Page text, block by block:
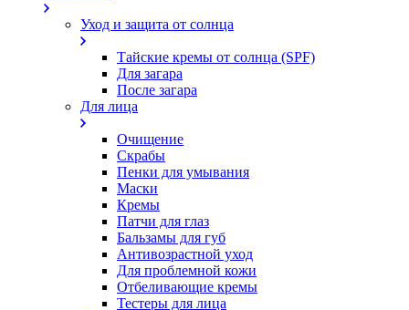
Уход и защита от солнца
Тайские кремы от солнца (SPF)
Для загара
После загара
Для лица
Очищение
Скрабы
Пенки для умывания
Маски
Кремы
Патчи для глаз
Бальзамы для губ
Антивозрастной уход
Для проблемной кожи
Oтбеливающие кремы
Тестеры для лица